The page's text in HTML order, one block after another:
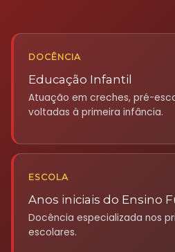
DOCÊNCIA
Educação Infantil
Atuação em creches, pré-
voltadas à primeira infância.
ESCOLA
Anos iniciais do Ensino
Docência especializada nos
escolares.